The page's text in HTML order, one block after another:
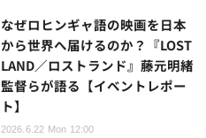
なぜロヒンギャ語の映画を日本
から世界へ届けるのか？『LOST
LAND／ロストランド』藤元明緒
監督らが語る【イベントレポー
ト】
2026.6.22 Mon 12:00